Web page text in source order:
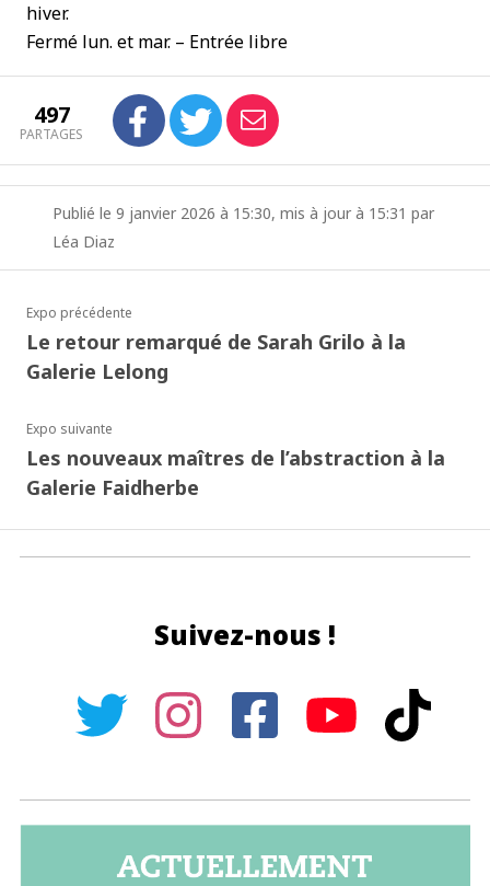
hiver.
Fermé lun. et mar. – Entrée libre
497
PARTAGES
Publié le 9 janvier 2026 à 15:30, mis à jour à 15:31 par
Léa Diaz
Expo précédente
Le retour remarqué de Sarah Grilo à la
Galerie Lelong
Expo suivante
Les nouveaux maîtres de l’abstraction à la
Galerie Faidherbe
Suivez-nous !